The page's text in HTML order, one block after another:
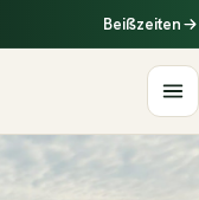
Beißzeiten